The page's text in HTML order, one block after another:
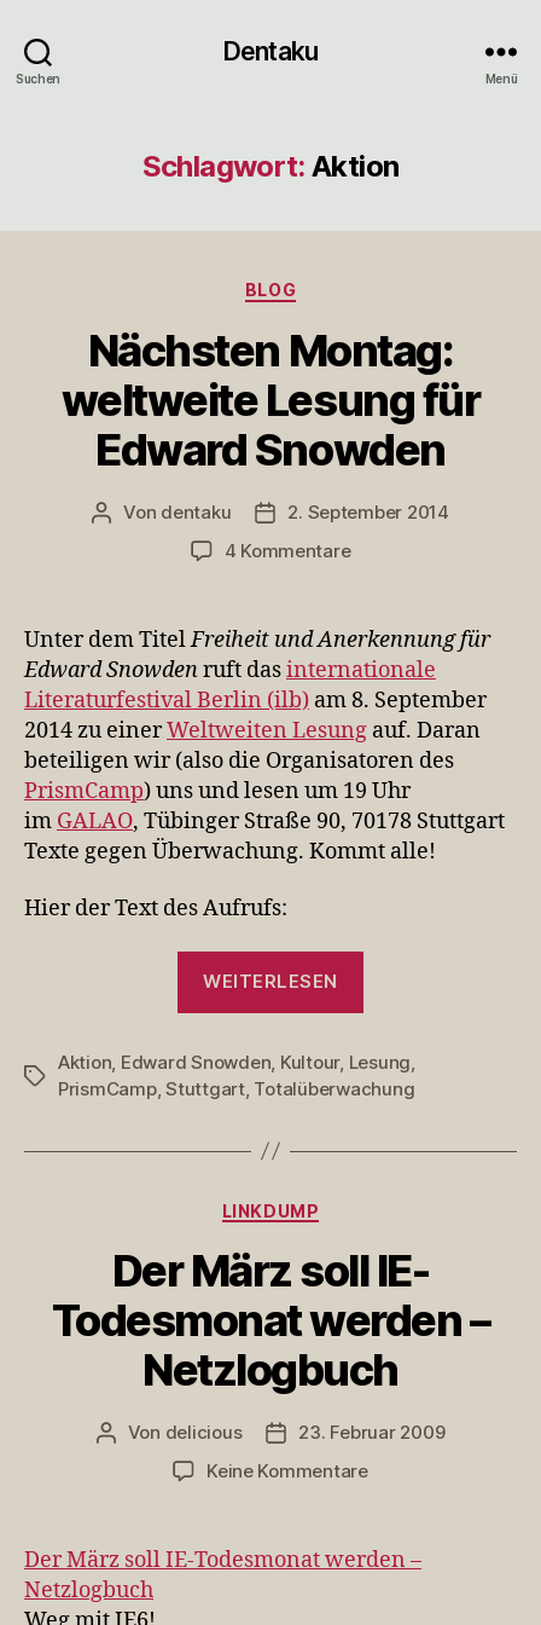
Suchen
Dentaku
Menü
Schlagwort: Aktion
Kategorien
BLOG
Nächsten Montag:
weltweite Lesung für
Edward Snowden
Beitragsautor
Von dentaku Veröffentlichungsdatum
2. September 2014
4 Kommentarezu
weltweite
Lesung
für
Edward
Snowden
Unter dem TitelFreiheit und Anerkennung für
Edward Snowdenruft dasinternationale
Literaturfestival Berlin (ilb) am 8. September
2014 zu einerWeltweiten Lesung auf. Daran
beteiligen wir (also die Organisatoren des
PrismCamp) uns und lesen um 19 Uhr
im GALAO, Tübinger Straße 90, 70178 Stuttgart
Texte gegen Überwachung. Kommt alle!
Hier der Text des Aufrufs:
WEITERLESEN
Lesung
für
Snowden“
Schlagwörter
Aktion Edward Snowden Kultour, Lesung
PrismCamp,Stuttgart, Totalüberwachung
Kategorien
LINKDUMP
Der März soll IE-
Todesmonat werden –
Netzlogbuch
Beitragsautor
Von delicious Veröffentlichungsdatum
23. Februar 2009
Keine Kommentarezu
soll
IE-
Der März soll IE-Todesmonat werden –
Netzlogbuch